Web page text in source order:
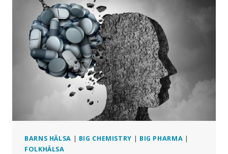
ISTÄLLET
FÖR
TRIXANDE
MED
FAKTA
BARNS HÄLSA | BIG CHEMISTRY | BIG PHARMA |
FOLKHÄLSA